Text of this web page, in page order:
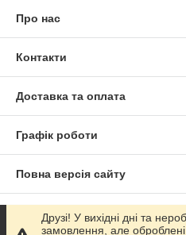
Про нас
Контакти
Доставка та оплата
Графік роботи
Повна версія сайту
Сайт створено на
Друзі! У вихідні дні та
замовлення, але